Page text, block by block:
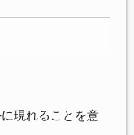
現れることを意